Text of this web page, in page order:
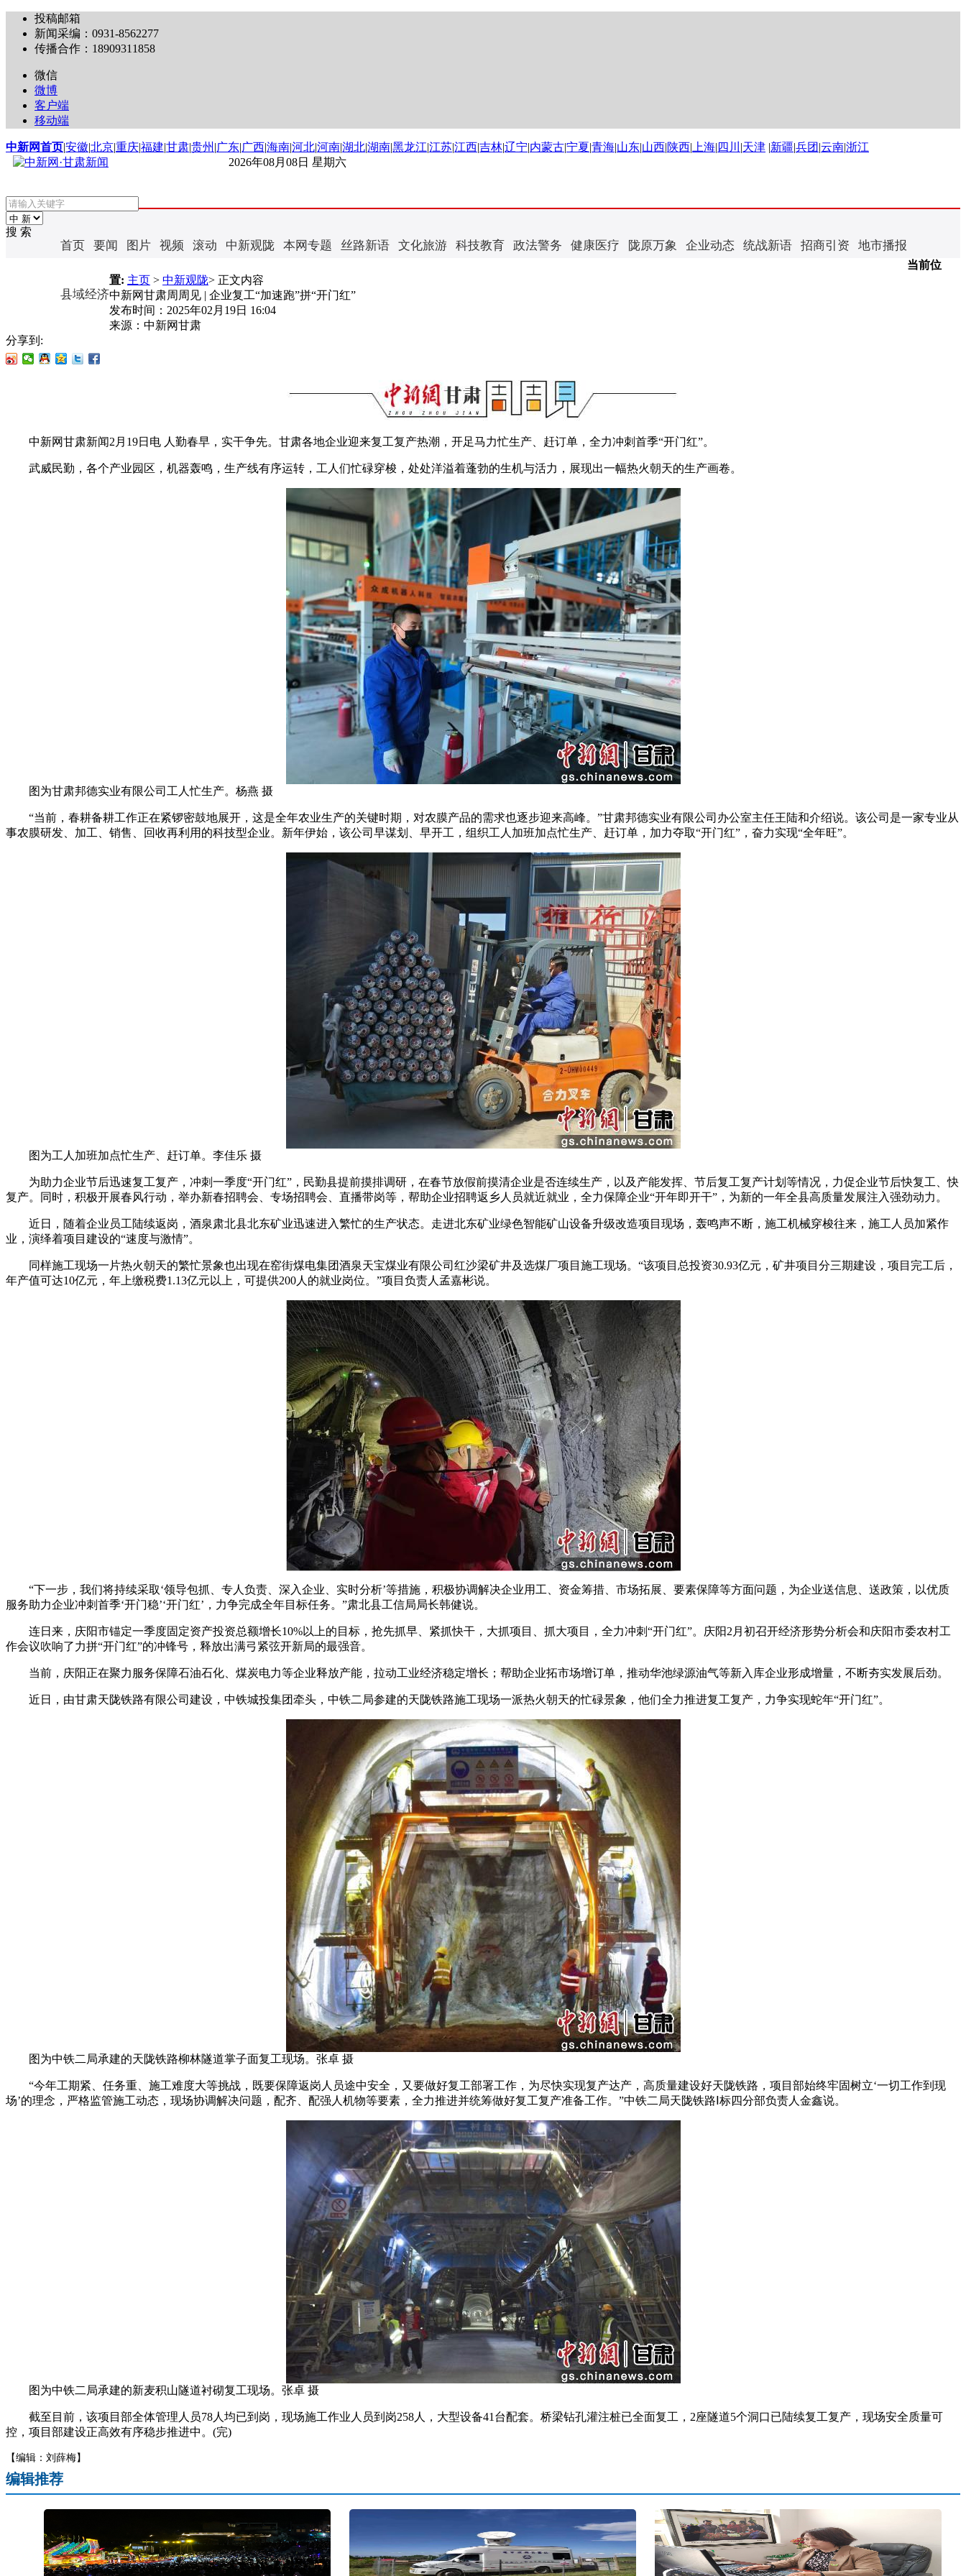
投稿邮箱
新闻采编：0931-8562277
传播合作：18909311858
微信
微博
客户端
移动端
中新网首页|安徽|北京|重庆|福建|甘肃|贵州 |广东|广西|海南|河北|河南|湖北|湖南|黑龙江|江苏|江西|吉林|辽宁|内蒙古|宁夏|青海|山东|山西|陕西| 上海| 四川 |天津 |新疆|兵团 |云南|浙江
2026年08月08日 星期六
搜 索
首页 要闻 图片 视频 滚动 中新观陇 本网专题 丝路新语 文化旅游 科技教育 政法警务 健康医疗 陇原万象 企业动态 统战新语 招商引资 地市播报
县域经济
当前位
置: 主页 > 中新观陇> 正文内容
中新网甘肃周周见 | 企业复工“加速跑”拼“开门红”
发布时间： 2025年02月19日 16:04
来源： 中新网甘肃
分享到:
中新网甘肃新闻2月19日电 人勤春早，实干争先。甘肃各地企业迎来复工复产热潮，开足马力忙生产、赶订单，全力冲刺首季“开门红”。
武威民勤，各个产业园区，机器轰鸣，生产线有序运转，工人们忙碌穿梭，处处洋溢着蓬勃的生机与活力，展现出一幅热火朝天的生产画卷。
图为甘肃邦德实业有限公司工人忙生产。杨燕 摄
“当前，春耕备耕工作正在紧锣密鼓地展开，这是全年农业生产的关键时期，对农膜产品的需求也逐步迎来高峰。”甘肃邦德实业有限公司办公室主任王陆和介绍说。该公司是一家专业从
事农膜研发、加工、销售、回收再利用的科技型企业。新年伊始，该公司早谋划、早开工，组织工人加班加点忙生产、赶订单，加力夺取“开门红”，奋力实现“全年旺”。
图为工人加班加点忙生产、赶订单。李佳乐 摄
为助力企业节后迅速复工复产，冲刺一季度“开门红”，民勤县提前摸排调研，在春节放假前摸清企业是否连续生产，以及产能发挥、节后复工复产计划等情况，力促企业节后快复工、快
复产。同时，积极开展春风行动，举办新春招聘会、专场招聘会、直播带岗等，帮助企业招聘返乡人员就近就业，全力保障企业“开年即开干”，为新的一年全县高质量发展注入强劲动力。
近日，随着企业员工陆续返岗，酒泉肃北县北东矿业迅速进入繁忙的生产状态。走进北东矿业绿色智能矿山设备升级改造项目现场，轰鸣声不断，施工机械穿梭往来，施工人员加紧作
业，演绎着项目建设的“速度与激情”。
同样施工现场一片热火朝天的繁忙景象也出现在窑街煤电集团酒泉天宝煤业有限公司红沙梁矿井及选煤厂项目施工现场。“该项目总投资30.93亿元，矿井项目分三期建设，项目完工后，
年产值可达10亿元，年上缴税费1.13亿元以上，可提供200人的就业岗位。”项目负责人孟嘉彬说。
“下一步，我们将持续采取‘领导包抓、专人负责、深入企业、实时分析’等措施，积极协调解决企业用工、资金筹措、市场拓展、要素保障等方面问题，为企业送信息、送政策，以优质
服务助力企业冲刺首季‘开门稳’‘开门红’，力争完成全年目标任务。”肃北县工信局局长韩健说。
连日来，庆阳市锚定一季度固定资产投资总额增长10%以上的目标，抢先抓早、紧抓快干，大抓项目、抓大项目，全力冲刺“开门红”。庆阳2月初召开经济形势分析会和庆阳市委农村工
作会议吹响了力拼“开门红”的冲锋号，释放出满弓紧弦开新局的最强音。
当前，庆阳正在聚力服务保障石油石化、煤炭电力等企业释放产能，拉动工业经济稳定增长；帮助企业拓市场增订单，推动华池绿源油气等新入库企业形成增量，不断夯实发展后劲。
近日，由甘肃天陇铁路有限公司建设，中铁城投集团牵头，中铁二局参建的天陇铁路施工现场一派热火朝天的忙碌景象，他们全力推进复工复产，力争实现蛇年“开门红”。
图为中铁二局承建的天陇铁路柳林隧道掌子面复工现场。张卓 摄
“今年工期紧、任务重、施工难度大等挑战，既要保障返岗人员途中安全，又要做好复工部署工作，为尽快实现复产达产，高质量建设好天陇铁路，项目部始终牢固树立‘一切工作到现
场’的理念，严格监管施工动态，现场协调解决问题，配齐、配强人机物等要素，全力推进并统筹做好复工复产准备工作。”中铁二局天陇铁路Ⅰ标四分部负责人金鑫说。
图为中铁二局承建的新麦积山隧道衬砌复工现场。张卓 摄
截至目前，该项目部全体管理人员78人均已到岗，现场施工作业人员到岗258人，大型设备41台配套。桥梁钻孔灌注桩已全面复工，2座隧道5个洞口已陆续复工复产，现场安全质量可
控，项目部建设正高效有序稳步推进中。(完)
【编辑：刘薛梅】
编辑推荐